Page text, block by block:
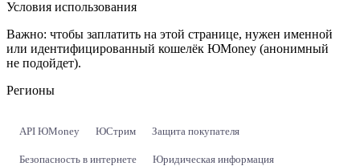
Условия использования
Важно: чтобы заплатить на этой странице, нужен именной
или идентифицированный кошелёк ЮMoney (анонимный
не подойдет).
Регионы
API ЮMoney ЮСтрим Защита покупателя
Безопасность в интернете Юридическая информация